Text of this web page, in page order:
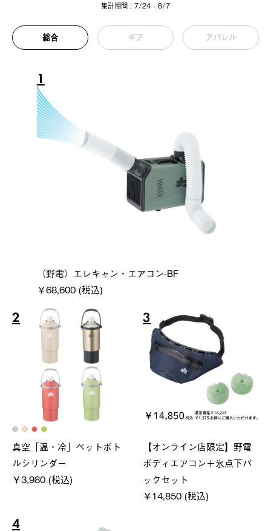
集計期間 : 7/24 - 8/7
総合 ギア アパレル
1
（野電）エレキャン・エアコン-BF
￥68,600 (税込)
2
真空「温・冷」ペットボト
ルシリンダー
￥3,980 (税込)
3
【オンライン店限定】野電
ボディエアコン＋氷点下パ
ックセット
￥14,850 (税込)
4